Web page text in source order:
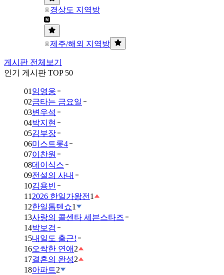
경상도 지역방
제주/해외 지역방
게시판 전체보기
인기 게시판 TOP 50
01 임영웅
02금타는 금요일
03변우석
04박지현
05김부장
06미스트롯4
07이찬원
08데이식스
09전설의 사내
10김용빈
11 2026 한일가왕전 1
12한일톱텐쇼1
13사랑의 콜센타 세븐스타즈
14박보검
15내일도 출근!
16오싹한 연애 2
17결혼의 완성2
18아파트2